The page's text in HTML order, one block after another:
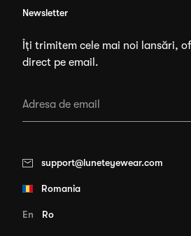
Newsletter
Îți trimitem cele mai noi lansări,
direct pe email.
support@luneteyewear.com
Romania
En Ro